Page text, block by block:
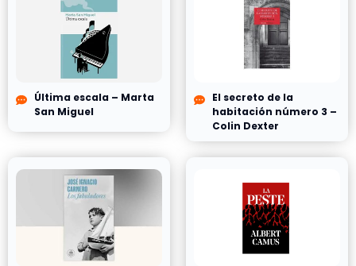
Última escala – Marta
San Miguel
El secreto de la
habitación número 3 –
Colin Dexter